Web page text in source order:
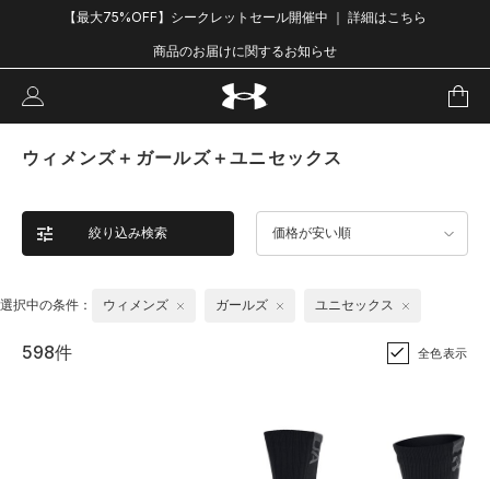
【最大75%OFF】シークレットセール開催中 ｜ 詳細はこちら
商品のお届けに関するお知らせ
ウィメンズ＋ガールズ＋ユニセックス
絞り込み検索 価格が安い順
選択中の条件： ウィメンズ ガールズ ユニセックス
598件 全色表示